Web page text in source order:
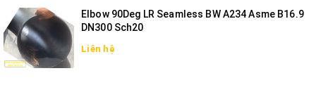
Elbow 90Deg LR Seamless BW A234 Asme B16.9
DN300 Sch20
Liên hệ